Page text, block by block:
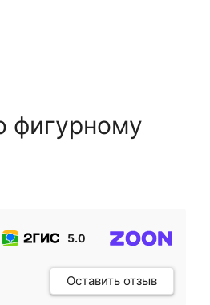
фигурному
5.0
Оставить отзыв